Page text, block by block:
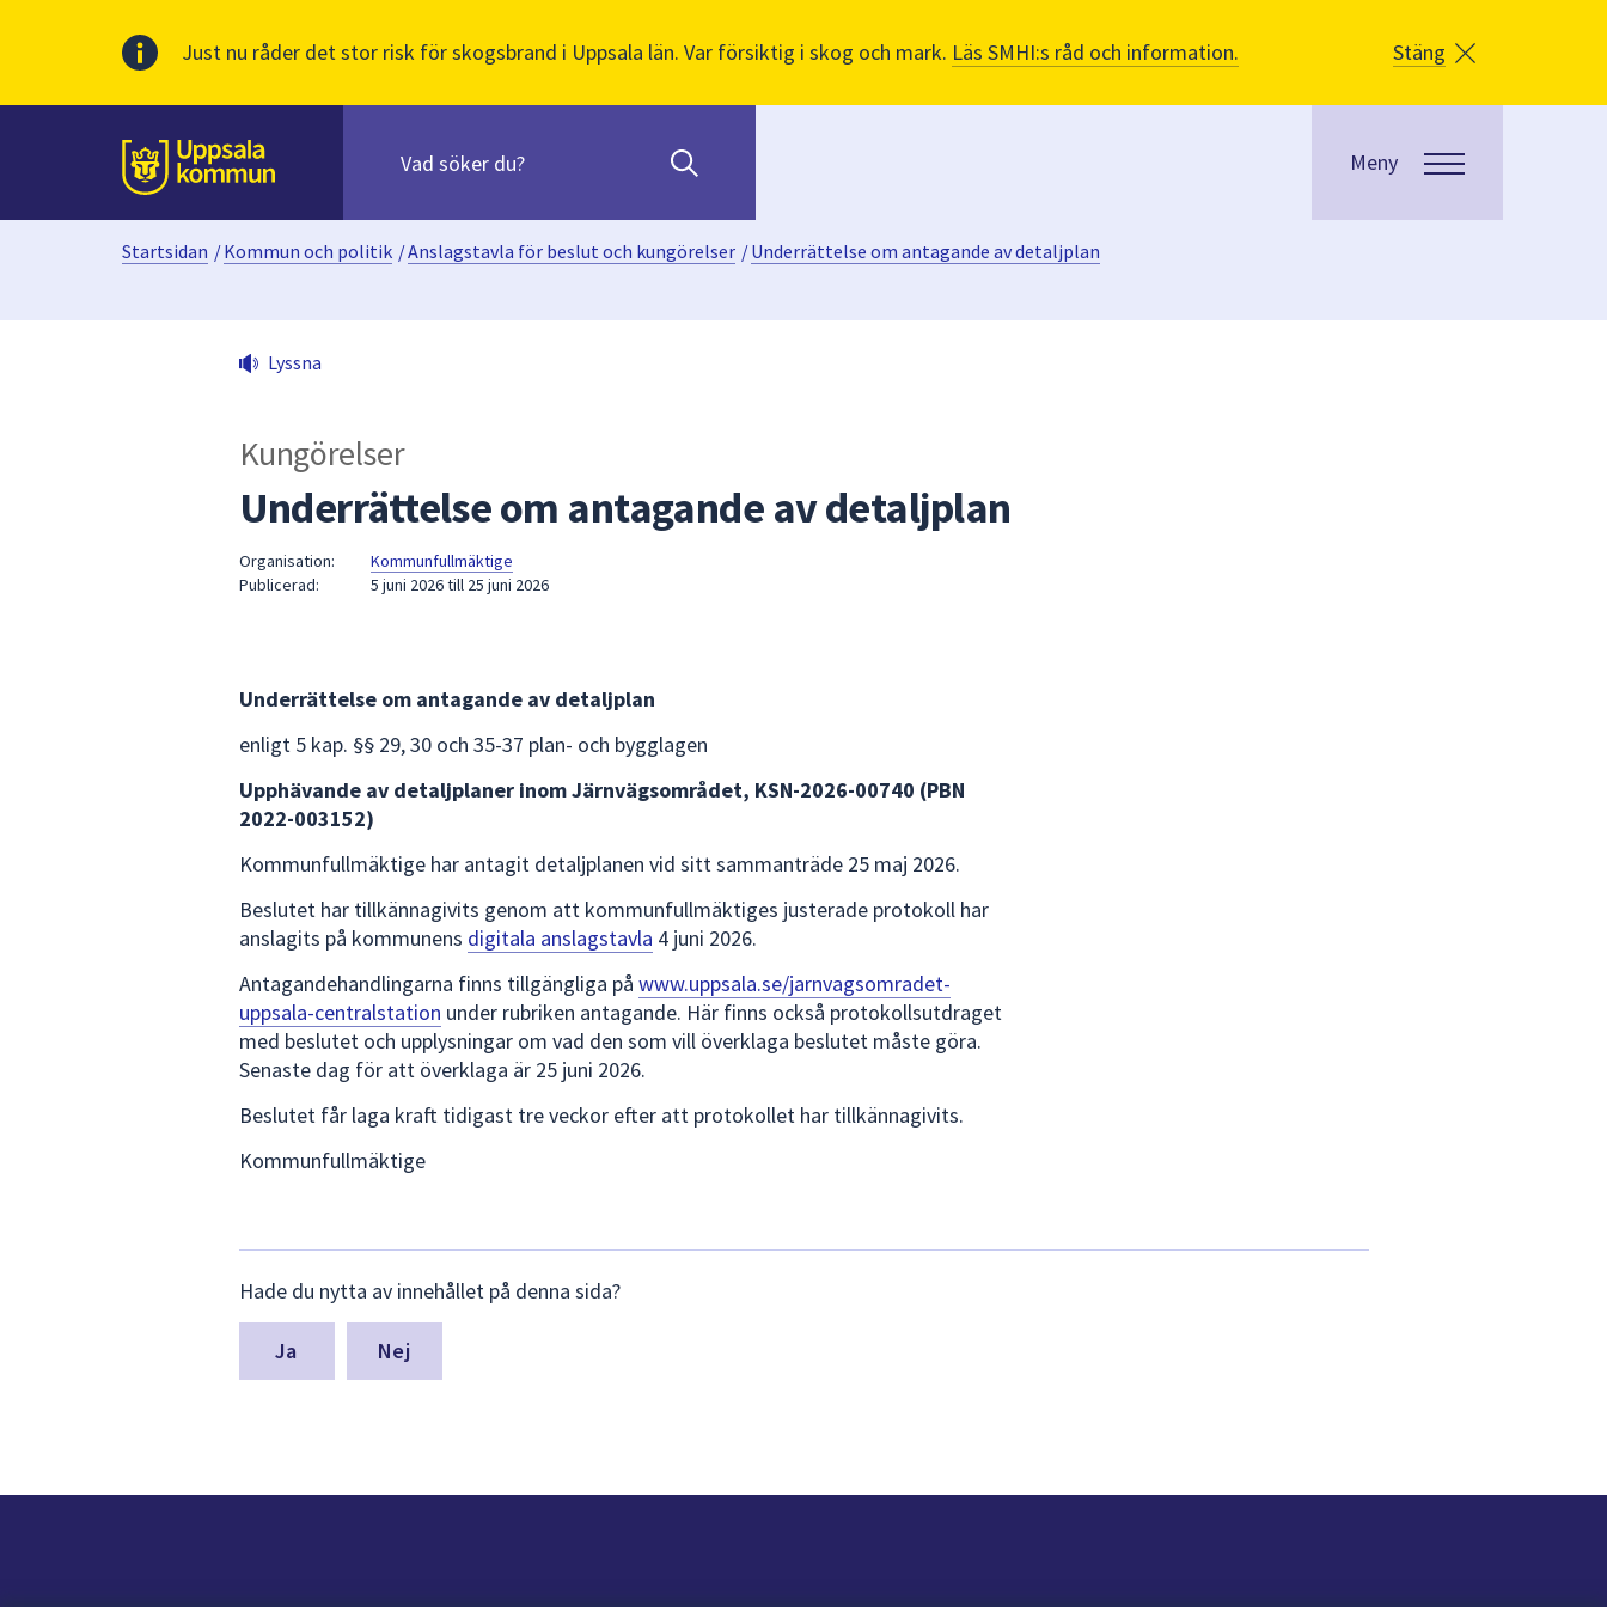
Just nu råder det stor risk för skogsbrand i Uppsala län. Var försiktig i skog och mark. Läs SMHI:s råd och information. Stäng
Till sidans
huvudinnehåll
innehåll
När
sökförslag
presenteras
fältet.
att
mellan
sökförslagen
och
enter
för
välja
något
av
dem.
Meny
Startsidan /Kommun och politik /Anslagstavla för beslut och kungörelser /Underrättelse om antagande av detaljplan
Lyssna
Kungörelser
Underrättelse om antagande av detaljplan
Organisation:
Kommunfullmäktige
Publicerad:
5 juni 2026till 25 juni 2026
Underrättelse om antagande av detaljplan
enligt 5 kap. §§ 29, 30 och 35-37 plan- och bygglagen
Upphävande av detaljplaner inom Järnvägsområdet, KSN-2026-00740 (PBN
2022-003152)
Kommunfullmäktige har antagit detaljplanen vid sitt sammanträde 25 maj 2026.
Beslutet har tillkännagivits genom att kommunfullmäktiges justerade protokoll har
anslagits på kommunens digitala anslagstavla 4 juni 2026.
Antagandehandlingarna finns tillgängliga på www.uppsala.se/jarnvagsomradet-
uppsala-centralstation under rubriken antagande. Här finns också protokollsutdraget
med beslutet och upplysningar om vad den som vill överklaga beslutet måste göra.
Senaste dag för att överklaga är 25 juni 2026.
Beslutet får laga kraft tidigast tre veckor efter att protokollet har tillkännagivits.
Kommunfullmäktige
synpunkter
för
denna
Hade du nytta av innehållet på denna sida?
Nej